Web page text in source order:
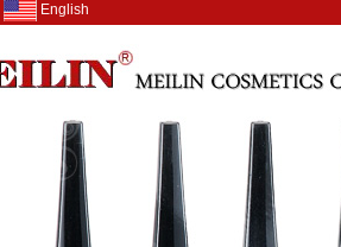
English